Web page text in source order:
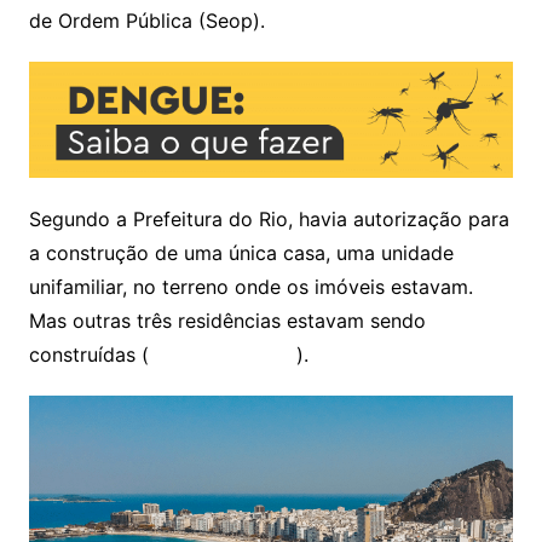
de Ordem Pública (Seop).
Segundo a Prefeitura do Rio, havia autorização para
a construção de uma única casa, uma unidade
unifamiliar, no terreno onde os imóveis estavam.
Mas outras três residências estavam sendo
construídas (
).